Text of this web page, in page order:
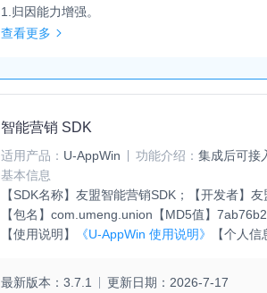
1.归因能力增强。
查看更多
智能营销 SDK
适用产品： U-AppWin 功能介绍： 集成后可接
基本信息
【SDK名称】 友盟智能营销SDK； 【开发者】 友
【包名】 com.umeng.union 【MD5值】
【使用说明】
《U-AppWin 使用说明》 【个人信
最新版本： 3.7.1 更新日期： 2026-7-17